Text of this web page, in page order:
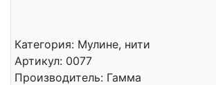
Категория: Мулине, нити
Артикул: 0077
Производитель: Гамма